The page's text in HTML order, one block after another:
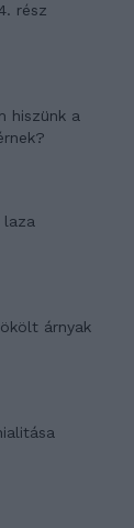
rész
hiszünk a
laza
árnyak